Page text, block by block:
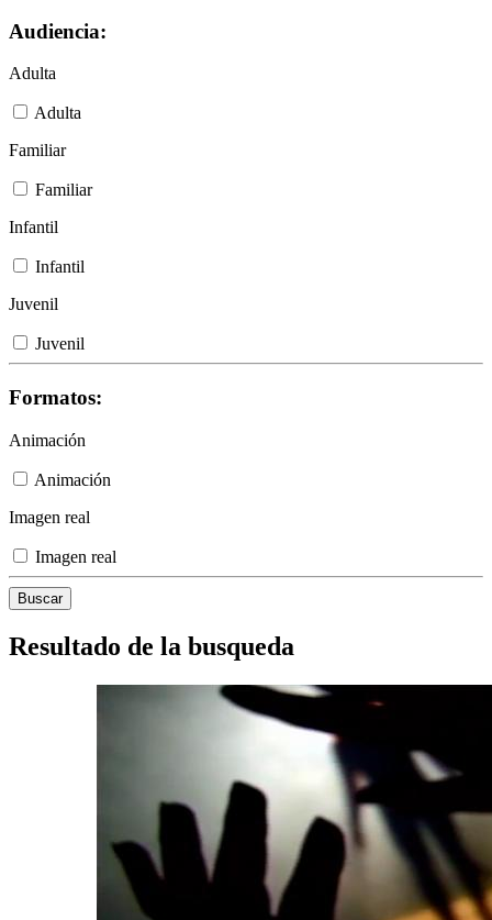
Audiencia:
Adulta
Adulta
Familiar
Familiar
Infantil
Infantil
Juvenil
Juvenil
Formatos:
Animación
Animación
Imagen real
Imagen real
Resultado de la busqueda